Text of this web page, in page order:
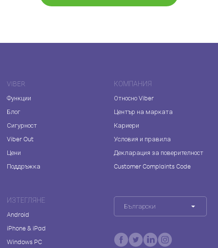
VIBER
Функции
Блог
Сигурност
Viber Out
Цени
Поддръжка
КОМПАНИЯ
Относно Viber
Център на марката
Кариери
Условия и правила
Декларация за поверителност
Customer Complaints Code
ИЗТЕГЛЯНЕ
Android
iPhone & iPad
Windows PC
Български